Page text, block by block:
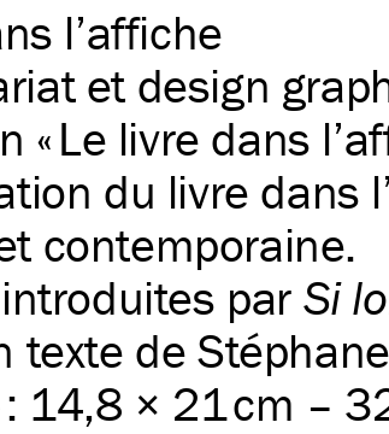
l’affiche
et design
« Le livre dans
du livre dans
contemporaine.
par Si
texte de
: 14,8 × 21 cm –